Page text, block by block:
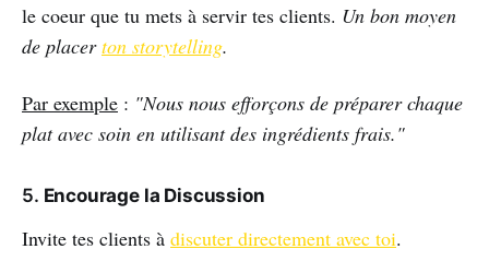
le coeur que tu mets à servir tes clients. Un bon moyen
de placerton storytelling.
Par exemple : "Nous nous efforçons de préparer chaque
plat avec soin en utilisant des ingrédients frais."
5. Encourage la Discussion
Invite tes clients à discuter directement avec toi.